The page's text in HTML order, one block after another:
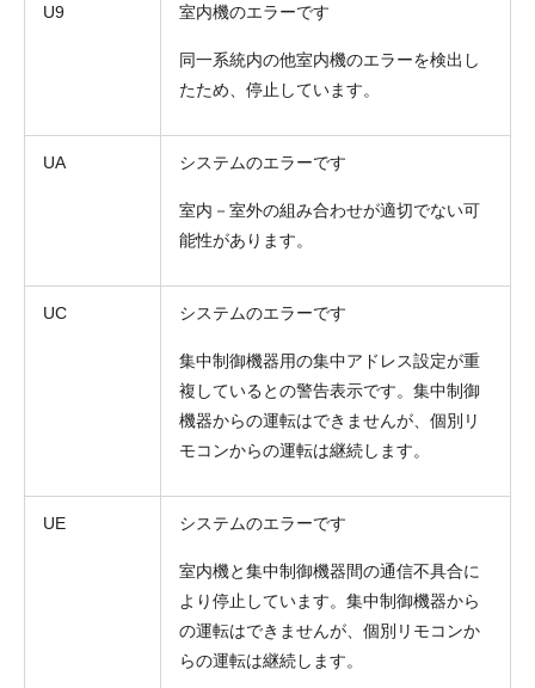
U9 室内機のエラーです
同一系統内の他室内機のエラーを検出し
たため、停止しています。
UA システムのエラーです
室内－室外の組み合わせが適切でない可
能性があります。
UC システムのエラーです
集中制御機器用の集中アドレス設定が重
複しているとの警告表示です。集中制御
機器からの運転はできませんが、個別リ
モコンからの運転は継続します。
UE システムのエラーです
室内機と集中制御機器間の通信不具合に
より停止しています。集中制御機器から
の運転はできませんが、個別リモコンか
らの運転は継続します。